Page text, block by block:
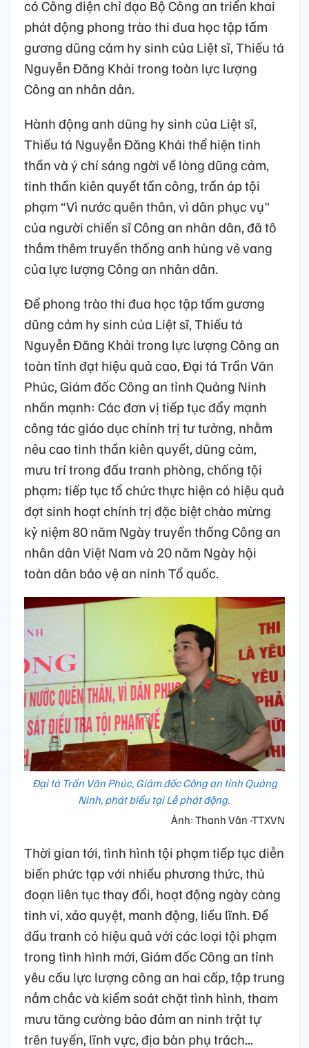
có Công điện chỉ đạo Bộ Công an triển khai
phát động phong trào thi đua học tập tấm
gương dũng cảm hy sinh của Liệt sĩ, Thiếu tá
Nguyễn Đăng Khải trong toàn lực lượng
Công an nhân dân.
Hành động anh dũng hy sinh của Liệt sĩ,
Thiếu tá Nguyễn Đăng Khải thể hiện tinh
thần và ý chí sáng ngời về lòng dũng cảm,
tinh thần kiên quyết tấn công, trấn áp tội
phạm “Vì nước quên thân, vì dân phục vụ"
của người chiến sĩ Công an nhân dân, đã tô
thắm thêm truyền thống anh hùng vẻ vang
của lực lượng Công an nhân dân.
Để phong trào thi đua học tập tấm gương
dũng cảm hy sinh của Liệt sĩ, Thiếu tá
Nguyễn Đăng Khải trong lực lượng Công an
toàn tỉnh đạt hiệu quả cao, Đại tá Trần Văn
Phúc, Giám đốc Công an tỉnh Quảng Ninh
nhấn mạnh: Các đơn vị tiếp tục đẩy mạnh
công tác giáo dục chính trị tư tưởng, nhằm
nêu cao tinh thần kiên quyết, dũng cảm,
mưu trí trong đấu tranh phòng, chống tội
phạm; tiếp tục tổ chức thực hiện có hiệu quả
đợt sinh hoạt chính trị đặc biệt chào mừng
kỷ niệm 80 năm Ngày truyền thống Công an
nhân dân Việt Nam và 20 năm Ngày hội
toàn dân bảo vệ an ninh Tổ quốc.
Đại tá Trần Văn Phúc, Giám đốc Công an tỉnh Quảng
Ninh, phát biểu tại Lễ phát động.
Ảnh: Thanh Vân -TTXVN
Thời gian tới, tình hình tội phạm tiếp tục diễn
biến phức tạp với nhiều phương thức, thủ
đoạn liên tục thay đổi, hoạt động ngày càng
tinh vi, xảo quyệt, manh động, liều lĩnh. Để
đấu tranh có hiệu quả với các loại tội phạm
trong tình hình mới, Giám đốc Công an tỉnh
yêu cầu lực lượng công an hai cấp, tập trung
nắm chắc và kiểm soát chặt tình hình, tham
mưu tăng cường bảo đảm an ninh trật tự
trên tuyến, lĩnh vực, địa bàn phụ trách...